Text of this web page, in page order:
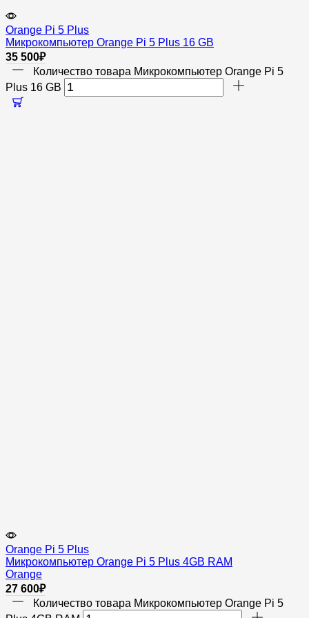
Orange Pi 5 Plus
Микрокомпьютер Orange Pi 5 Plus 16 GB
35 500₽
Количество товара Микрокомпьютер Orange Pi 5
Plus 16 GB
Orange Pi 5 Plus
Микрокомпьютер Orange Pi 5 Plus 4GB RAM
Orange
27 600₽
Количество товара Микрокомпьютер Orange Pi 5